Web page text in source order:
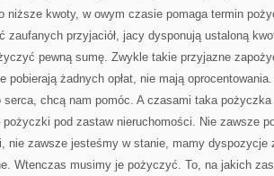
niższe kwoty, w owym czasie pomaga termin
zaufanych przyjaciół, jacy dysponują ustaloną
pewną sumę. Zwykle takie przyjazne
pobierają żadnych opłat, nie mają
serca, chcą nam pomóc. A czasami taka
pod zastaw nieruchomości. Nie zawsze
nie zawsze jesteśmy w stanie, mamy dyspozycje
Wtenczas musimy je pożyczyć. To, na jakich